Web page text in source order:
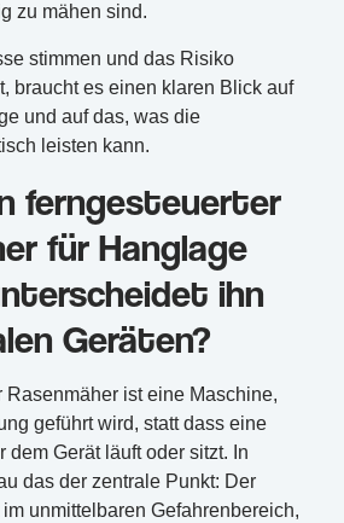
zu mähen sind.
stimmen und das Risiko
braucht es einen klaren Blick auf
und auf das, was die
leisten kann.
ferngesteuerter
für Hanglage
ihn
Geräten?
Rasenmäher ist eine Maschine,
geführt wird, statt dass eine
dem Gerät läuft oder sitzt. In
das der zentrale Punkt: Der
unmittelbaren Gefahrenbereich,